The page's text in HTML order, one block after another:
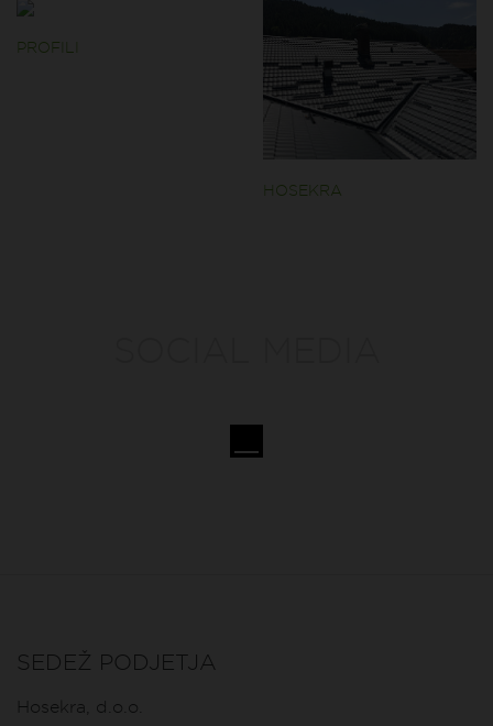
PROFILI
HOSEKRA
SEDEŽ PODJETJA
Hosekra, d.o.o.